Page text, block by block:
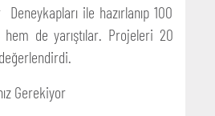
ile hazırlanıp 100
de yarıştılar. Projeleri 20
Gerekiyor